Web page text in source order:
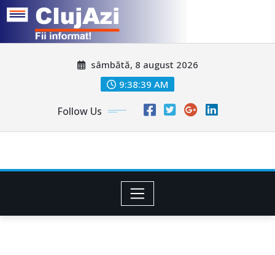
sâmbătă, 8 august 2026
9:38:42 AM
Follow Us